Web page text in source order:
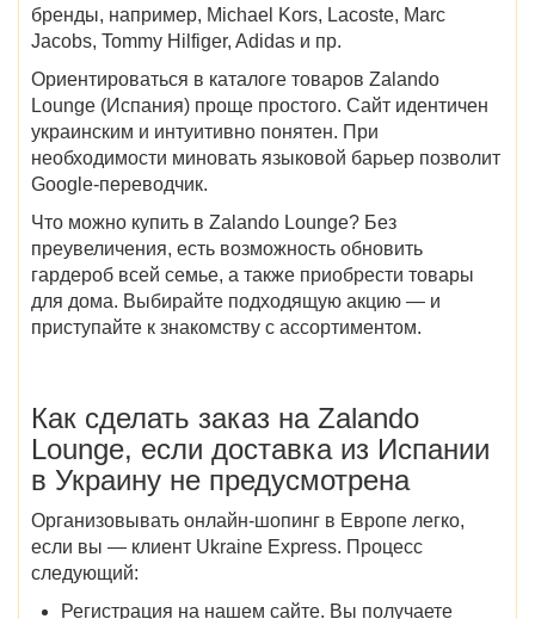
бренды, например, Michael Kors, Lacoste, Marc
Jacobs, Tommy Hilfiger, Adidas и пр.
Ориентироваться в каталоге товаров Zalando
Lounge (Испания) проще простого. Сайт идентичен
украинским и интуитивно понятен. При
необходимости миновать языковой барьер позволит
Google-переводчик.
Что можно купить в Zalando Lounge? Без
преувеличения, есть возможность обновить
гардероб всей семье, а также приобрести товары
для дома. Выбирайте подходящую акцию — и
приступайте к знакомству с ассортиментом.
Как сделать заказ на Zalando
Lounge, если доставка из Испании
в Украину не предусмотрена
Организовывать онлайн-шопинг в Европе легко,
если вы — клиент Ukraine Express. Процесс
следующий:
Регистрация на нашем сайте. Вы получаете